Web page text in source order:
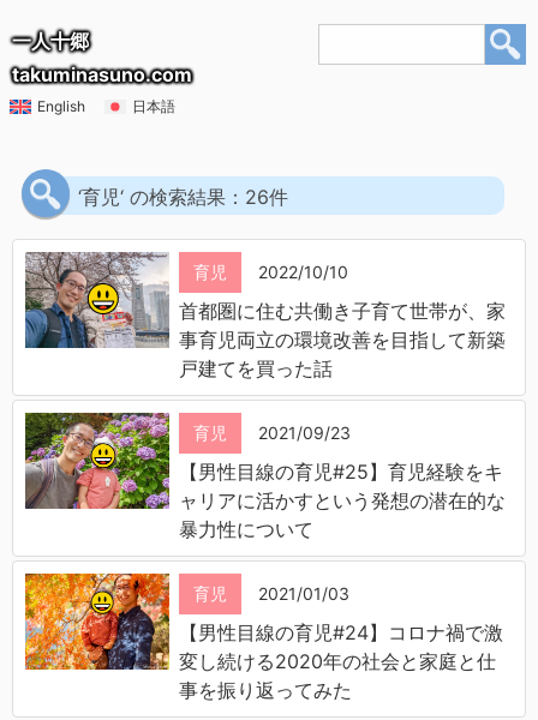
一人十郷
takuminasuno.com
English 日本語
‘育児‘ の検索結果：26件
育児 2022/10/10
首都圏に住む共働き子育て世帯が、家
事育児両立の環境改善を目指して新築
戸建てを買った話
育児 2021/09/23
【男性目線の育児#25】育児経験をキ
ャリアに活かすという発想の潜在的な
暴力性について
育児 2021/01/03
【男性目線の育児#24】コロナ禍で激
変し続ける2020年の社会と家庭と仕
事を振り返ってみた